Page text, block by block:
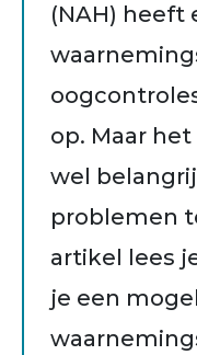
(NAH) heeft
op. Maar
wel
problemen
artikel lees
je een